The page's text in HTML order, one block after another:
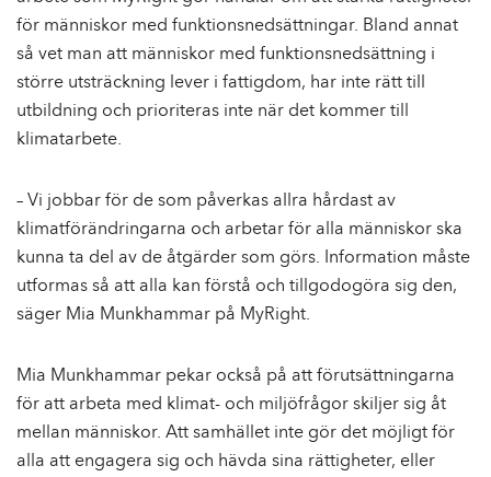
för människor med funktionsnedsättningar. Bland annat
så vet man att människor med funktionsnedsättning i
större utsträckning lever i fattigdom, har inte rätt till
utbildning och prioriteras inte när det kommer till
klimatarbete.
– Vi jobbar för de som påverkas allra hårdast av
klimatförändringarna och arbetar för alla människor ska
kunna ta del av de åtgärder som görs. Information måste
utformas så att alla kan förstå och tillgodogöra sig den,
säger Mia Munkhammar på MyRight.
Mia Munkhammar pekar också på att förutsättningarna
för att arbeta med klimat- och miljöfrågor skiljer sig åt
mellan människor. Att samhället inte gör det möjligt för
alla att engagera sig och hävda sina rättigheter, eller